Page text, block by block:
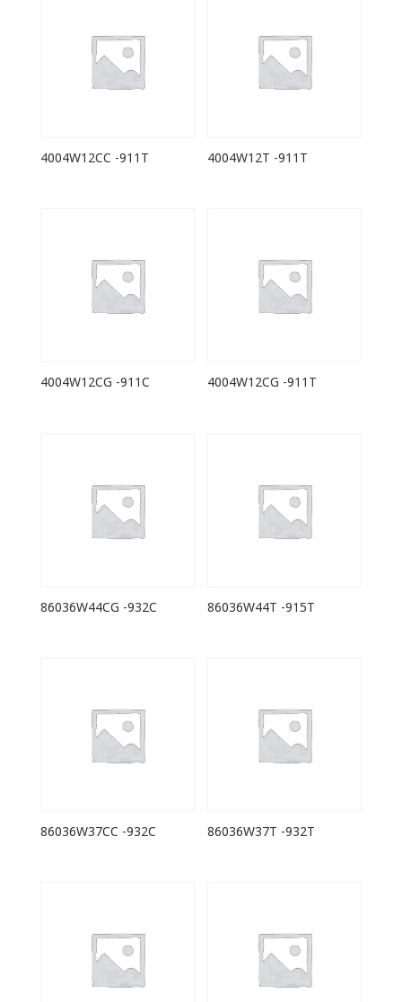
4004W12CC -911T 4004W12T -911T
4004W12CG -911C 4004W12CG -911T
86036W44CG -932C 86036W44T -915T
86036W37CC -932C 86036W37T -932T